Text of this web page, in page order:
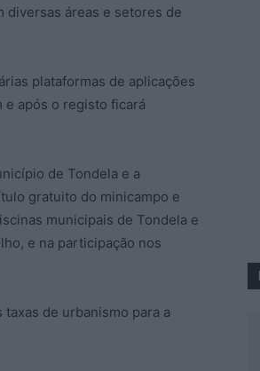
diversas áreas e setores de
plataformas de aplicações
e após o registo ficará
de Tondela e a
gratuito do minicampo e
municipais de Tondela e
e na participação nos
de urbanismo para a